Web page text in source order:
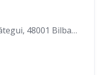
Calle Colón de Larreátegui, 48001 Bilbao, Vizcaya, España